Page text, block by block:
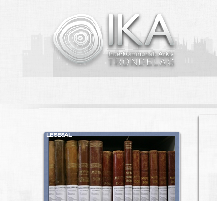
LESESAL